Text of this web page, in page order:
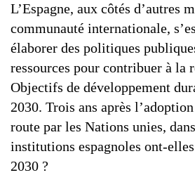
L’Espagne, aux côtés d’autres
communauté internationale,
élaborer des politiques
ressources pour contribuer à la
Objectifs de développement
2030. Trois ans après
route par les Nations unies,
institutions espagnoles ont-
2030 ?